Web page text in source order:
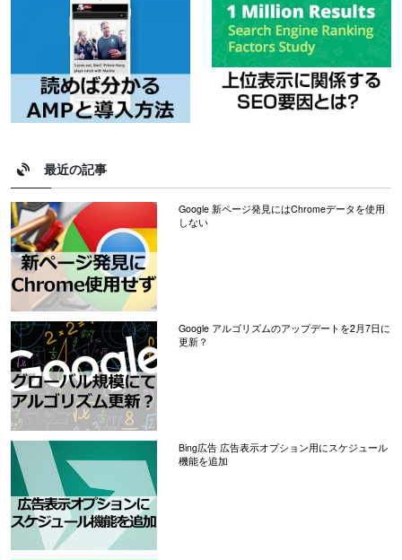
最近の記事
Google 新ページ発見にはChromeデータを使用
しない
Google アルゴリズムのアップデートを2月7日に
更新？
Bing広告 広告表示オプション用にスケジュール
機能を追加